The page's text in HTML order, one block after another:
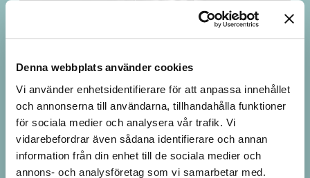
Denna webbplats använder cookies
Vi använder enhetsidentifierare för att anpassa innehållet
och annonserna till användarna, tillhandahålla funktioner
för sociala medier och analysera vår trafik. Vi
vidarebefordrar även sådana identifierare och annan
information från din enhet till de sociala medier och
annons- och analysföretag som vi samarbetar med.
Säker fildelning för exportkontroll
Johannes Samuelsson, Head of Business Area
Services